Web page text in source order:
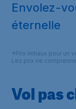
Envolez-
éternelle
*Prix initiaux pour un
Les prix ne
Vol pas